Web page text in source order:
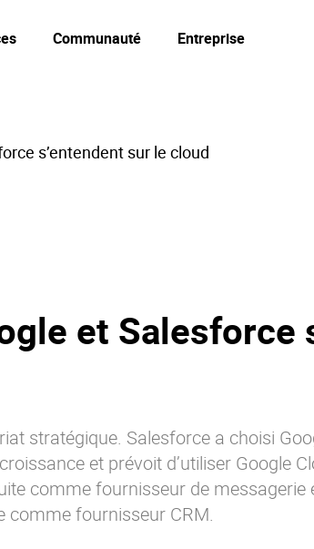
Communauté Entreprise
s’entendent sur le cloud
et Salesforce
stratégique. Salesforce a choisi
et prévoit d’utiliser Google
comme fournisseur de messagerie
comme fournisseur CRM.